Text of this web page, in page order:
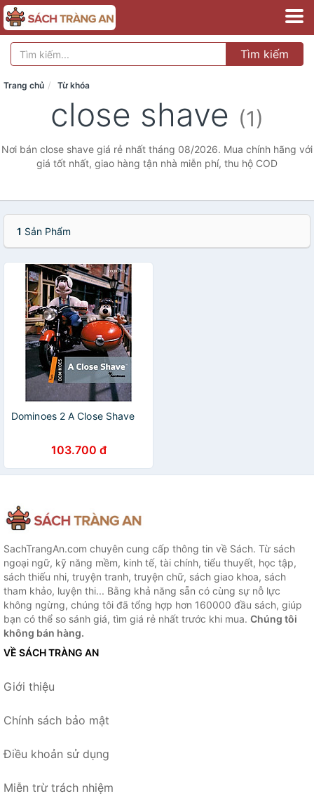
Tìm kiếm
Trang chủ Từ khóa
close shave (1)
Nơi bán close shave giá rẻ nhất tháng 08/2026. Mua chính hãng với
giá tốt nhất, giao hàng tận nhà miễn phí, thu hộ COD
1 Sản Phẩm
Dominoes 2 A Close Shave
103.700 đ
SachTrangAn.com chuyên cung cấp thông tin về Sách. Từ sách
ngoại ngữ, kỹ năng mềm, kinh tế, tài chính, tiểu thuyết, học tập,
sách thiếu nhi, truyện tranh, truyện chữ, sách giao khoa, sách
tham khảo, luyện thi... Bằng khả năng sẵn có cùng sự nỗ lực
không ngừng, chúng tôi đã tổng hợp hơn 160000 đầu sách, giúp
bạn có thể so sánh giá, tìm giá rẻ nhất trước khi mua. Chúng tôi
không bán hàng.
VỀ SÁCH TRÀNG AN
Giới thiệu
Chính sách bảo mật
Điều khoản sử dụng
Miễn trừ trách nhiệm